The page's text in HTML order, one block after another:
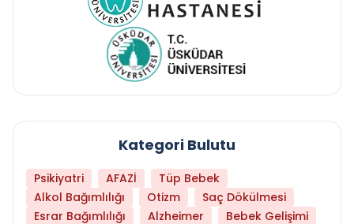
Kategori Bulutu
Psikiyatri AFAZİ
Tüp Bebek
Alkol Bağımlılığı
Otizm
Saç Dökülmesi
Esrar Bağımlılığı
Alzheimer
Bebek Gelişimi